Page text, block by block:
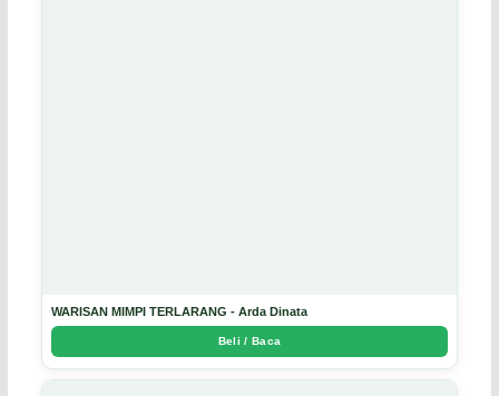
WARISAN MIMPI TERLARANG - Arda Dinata
Beli / Baca